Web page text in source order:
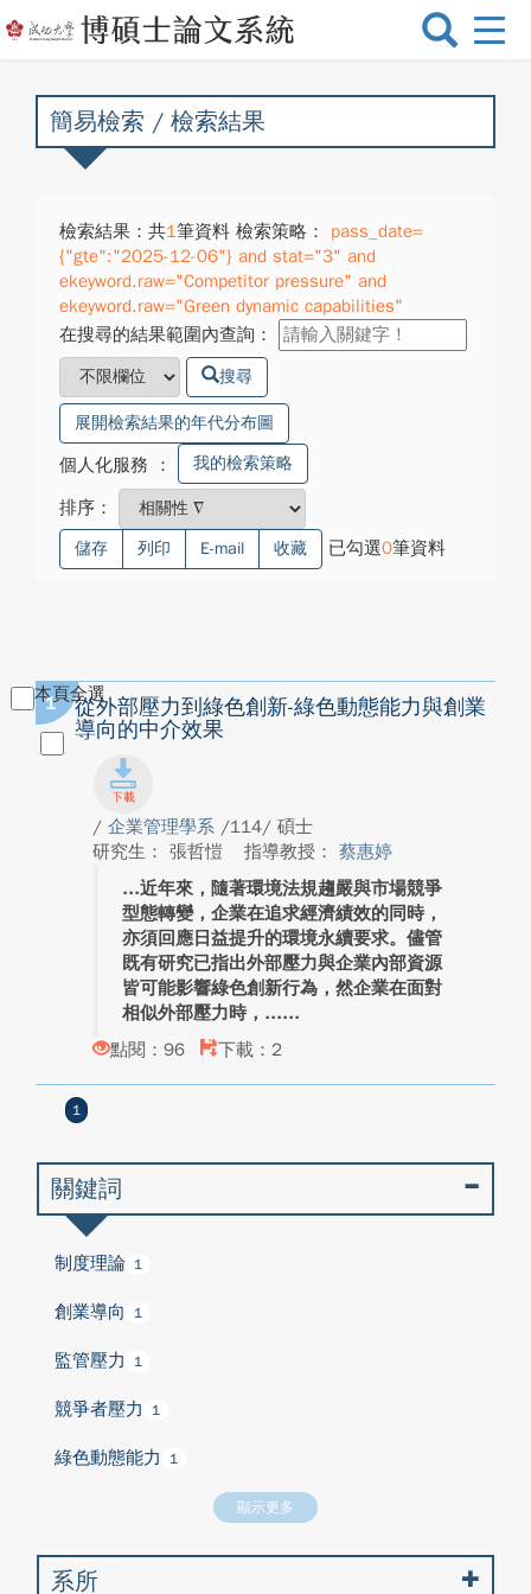
選
換
簡易檢索 / 檢索結果
檢索結果：共1筆資料 檢索策略：
pass_date=
{"gte":"2025-12-06"} and stat="3" and
ekeyword.raw="Competitor pressure" and
ekeyword.raw="Green dynamic capabilities"
在搜尋的結果範圍內查詢：
搜尋
展開檢索結果的年代分布圖
個人化服務 ： 我的檢索策略
排序：
儲存 列印 E-mail 收藏 已勾選0筆資料
本頁全選
1
從外部壓力到綠色創新-綠色動態能力與創業
導向的中介效果
/ 企業管理學系 /114/ 碩士
研究生： 張哲愷
指導教授： 蔡惠婷
近年來，隨著環境法規趨嚴與市場競爭
型態轉變，企業在追求經濟績效的同時，
亦須回應日益提升的環境永續要求。儘管
既有研究已指出外部壓力與企業內部資源
皆可能影響綠色創新行為，然企業在面對
相似外部壓力時，...
點閱：96
下載：2
1
關鍵詞
制度理論 1
創業導向 1
監管壓力 1
競爭者壓力 1
綠色動態能力 1
顯示更多
系所